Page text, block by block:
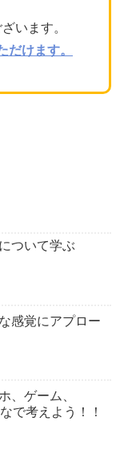
います。
だけます。
ついて学ぶ
感覚にアプロー
、ゲーム、
で考えよう！！